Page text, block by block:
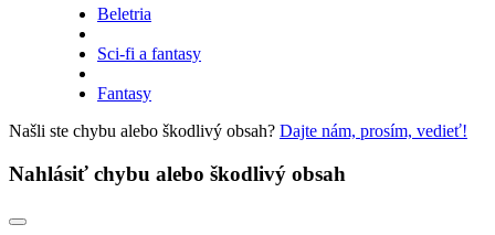
Beletria
Sci-fi a fantasy
Fantasy
Našli ste chybu alebo škodlivý obsah? Dajte nám, prosím, vedieť!
Nahlásiť chybu alebo škodlivý obsah